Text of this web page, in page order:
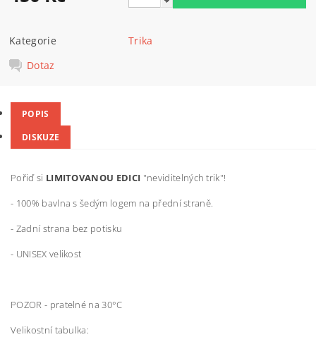
Kategorie
Trika
Dotaz
POPIS
DISKUZE
Pořiď si LIMITOVANOU EDICI "neviditelných trik"!
- 100% bavlna s šedým logem na přední straně.
- Zadní strana bez potisku
- UNISEX velikost
POZOR - pratelné na 30°C
Velikostní tabulka: